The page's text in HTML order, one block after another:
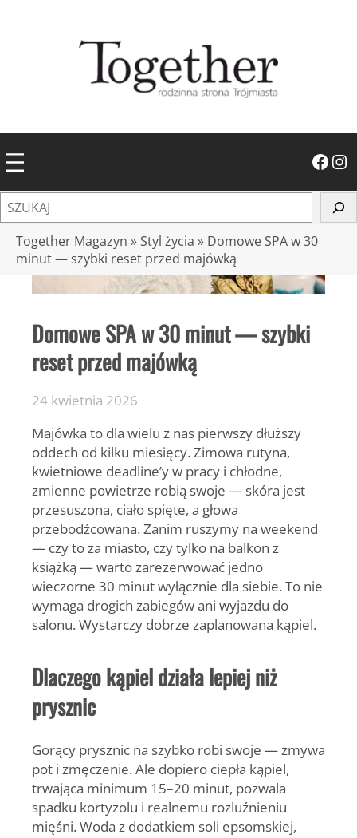
Facebook Instagram
z
Together Magazyn » Styl życia » Domowe SPA w 30
minut — szybki reset przed majówką
Domowe SPA w 30 minut — szybki
reset przed majówką
24 kwietnia 2026
Majówka to dla wielu z nas pierwszy dłuższy
oddech od kilku miesięcy. Zimowa rutyna,
kwietniowe deadline’y w pracy i chłodne,
zmienne powietrze robią swoje — skóra jest
przesuszona, ciało spięte, a głowa
przebodźcowana. Zanim ruszymy na weekend
— czy to za miasto, czy tylko na balkon z
książką — warto zarezerwować jedno
wieczorne 30 minut wyłącznie dla siebie. To nie
wymaga drogich zabiegów ani wyjazdu do
salonu. Wystarczy dobrze zaplanowana kąpiel.
Dlaczego kąpiel działa lepiej niż
prysznic
Gorący prysznic na szybko robi swoje — zmywa
pot i zmęczenie. Ale dopiero ciepła kąpiel,
trwająca minimum 15–20 minut, pozwala
spadku kortyzolu i realnemu rozluźnieniu
mięśni. Woda z dodatkiem soli epsomskiej,